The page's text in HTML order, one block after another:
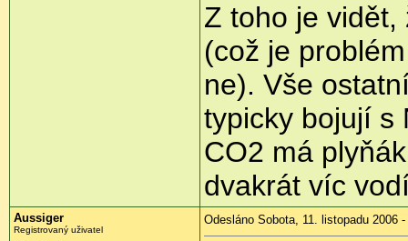
Z toho je vidět,
(což je
ne). Vše
typicky bojují s
CO2 má
dvakrát víc
Aussiger
Registrovaný uživatel
Odesláno Sobota, 11. listopadu 2006 -